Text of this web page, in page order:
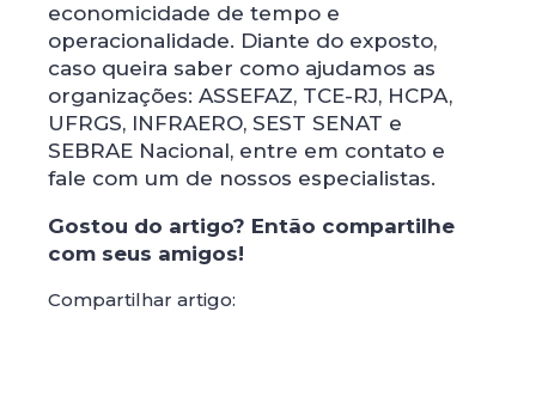
economicidade de tempo e
operacionalidade. Diante do exposto,
caso queira saber como ajudamos as
organizações: ASSEFAZ, TCE-RJ, HCPA,
UFRGS, INFRAERO, SEST SENAT e
SEBRAE Nacional, entre em contato e
fale com um de nossos especialistas.
Gostou do artigo? Então compartilhe
com seus amigos!
Compartilhar artigo: